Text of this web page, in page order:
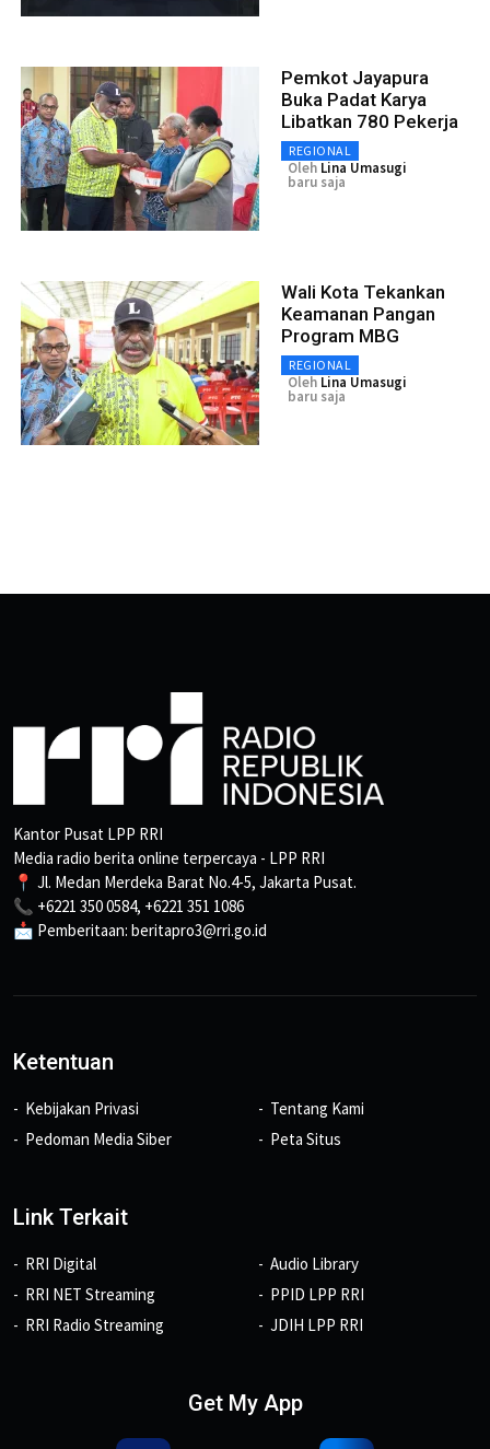
Pemkot Jayapura
Buka Padat Karya
Libatkan 780 Pekerja
REGIONAL
Oleh Lina Umasugi
baru saja
Wali Kota Tekankan
Keamanan Pangan
Program MBG
REGIONAL
Oleh Lina Umasugi
baru saja
Kantor Pusat LPP RRI
Media radio berita online terpercaya - LPP RRI
📍 Jl. Medan Merdeka Barat No.4-5, Jakarta Pusat.
📞 +6221 350 0584, +6221 351 1086
📩 Pemberitaan: beritapro3@rri.go.id
Ketentuan
Kebijakan Privasi
Pedoman Media Siber
Tentang Kami
Peta Situs
Link Terkait
RRI Digital
RRI NET Streaming
RRI Radio Streaming
Audio Library
PPID LPP RRI
JDIH LPP RRI
Get My App